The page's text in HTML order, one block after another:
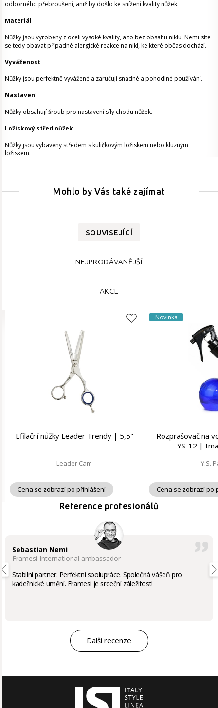
odborného přebroušení, aniž by došlo ke snížení kvality nůžek.
Materiál
Nůžky jsou vyrobeny z oceli vysoké kvality, a to bez obsahu niklu. Nemusíte
se tedy obávat případné alergické reakce na nikl, ke které občas dochází.
Vyváženost
Nůžky jsou perfektně vyvážené a zaručují snadné a pohodlné používání.
Nastavení
Nůžky obsahují šroub pro nastavení síly chodu nůžek.
Ložiskový střed nůžek
Nůžky jsou vybaveny středem s kuličkovým ložiskem nebo kluzným
ložiskem.
Mohlo by Vás také zajímat
SOUVISEJÍCÍ
NEJPRODÁVANĚJŠÍ
AKCE
Efilační nůžky Leader Trendy | 5,5"
Leader Cam
Cena se zobrazí po přihlášení
Novinka
Rozprašovač na
YS-12 |
Y.S.
Cena se zobrazí po
Reference profesionálů
Sebastian Nemi
Framesi International ambassador
Stabilní partner. Perfektní spolupráce. Společná vášeň pro
kadeřnické umění. Framesi je srdeční záležitost!
Další recenze